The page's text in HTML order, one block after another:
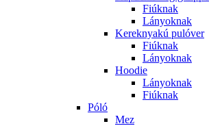
Fiúknak
Lányoknak
Kereknyakú pulóver
Fiúknak
Lányoknak
Hoodie
Lányoknak
Fiúknak
Póló
Mez